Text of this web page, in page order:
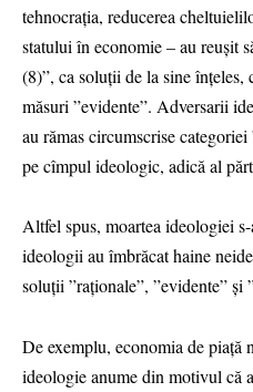
tehnocrația, reducerea
statului în economie – au reușit
(8)”, ca soluții de la sine înțeles,
măsuri ”evidente”. Adversarii
au rămas circumscrise
pe cîmpul ideologic, adică al
Altfel spus, moartea ideologiei
ideologii au îmbrăcat haine
soluții ”raționale”, ”evidente” și
De exemplu, economia de piață
ideologie anume din motivul că